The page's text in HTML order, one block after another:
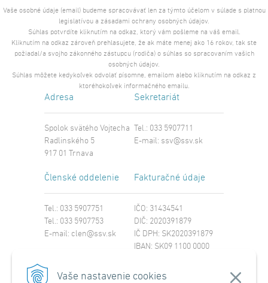
Vaše nastavenie cookies
Vaše osobné údaje (email) budeme spracovávať len za týmto účelom v súlade s platnou
legislatívou a zásadami ochrany osobných údajov.
Súhlas potvrdíte kliknutím na odkaz, ktorý vám pošleme na váš email.
Kliknutím na odkaz zároveň prehlasujete, že ak máte menej ako 16 rokov, tak ste
požiadal/a svojho zákonného zástupcu (rodiča) o súhlas so spracovaním vašich
osobných údajov.
Súhlas môžete kedykoľvek odvolať písomne, emailom alebo kliknutím na odkaz z
ktoréhokoľvek informačného emailu.
Adresa
Spolok svätého Vojtecha
Radlinského 5
917 01 Trnava
Sekretariát
Tel.: 033 5907711
E-mail: ssv@ssv.sk
Členské oddelenie
Tel.: 033 5907751
Tel.: 033 5907753
E-mail: clen@ssv.sk
Fakturačné údaje
IČO: 31434541
DIČ: 2020391879
IČ DPH: SK2020391879
IBAN: SK09 1100 0000
SWIFT: TATRSKBX